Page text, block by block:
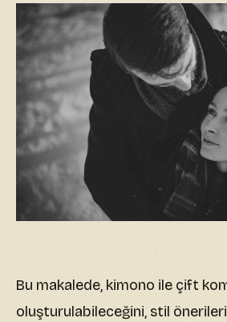
Bu makalede, kimono ile çift
oluşturulabileceğini, stil